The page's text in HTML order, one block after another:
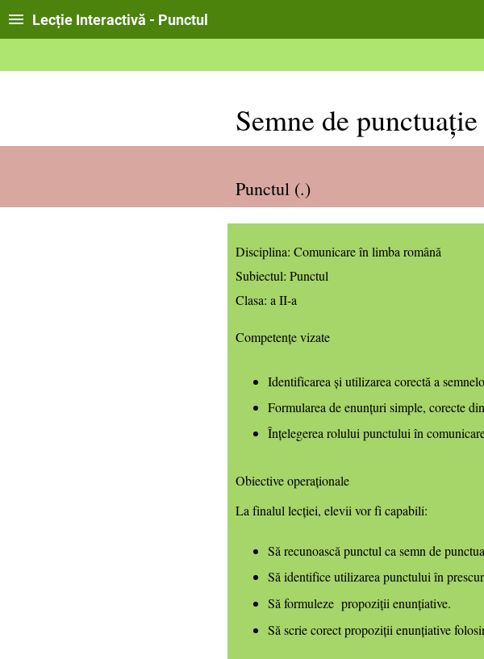
Lecție Interactivă - Punctul
Semne de punctuație
Punctul (.)
Disciplina: Comunicare în limba română
Subiectul: Punctul
Clasa: a II-a
Competențe vizate
Identificarea și utilizarea corectă a
Formularea de enunțuri simple, corecte
Înțelegerea rolului punctului în
Obiective operaționale
La finalul lecției, elevii vor fi capabili:
Să recunoască punctul ca semn de
Să identifice utilizarea punctului în
Să formuleze propoziții enunțiative.
Să scrie corect propoziții enunțiative